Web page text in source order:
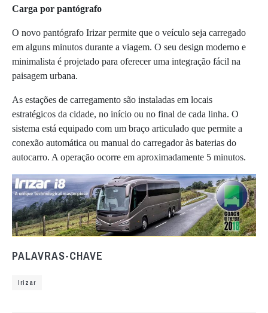
Carga por pantógrafo
O novo pantógrafo Irizar permite que o veículo seja carregado
em alguns minutos durante a viagem. O seu design moderno e
minimalista é projetado para oferecer uma integração fácil na
paisagem urbana.
As estações de carregamento são instaladas em locais
estratégicos da cidade, no início ou no final de cada linha. O
sistema está equipado com um braço articulado que permite a
conexão automática ou manual do carregador às baterias do
autocarro. A operação ocorre em aproximadamente 5 minutos.
PALAVRAS-CHAVE
Irizar